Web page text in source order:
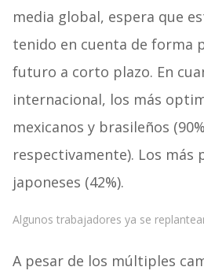
media global, espera que
tenido en cuenta de forma
futuro a corto plazo. En
internacional, los más
mexicanos y brasileños
respectivamente). Los más
japoneses (42%).
Algunos trabajadores ya se
A pesar de los múltiples